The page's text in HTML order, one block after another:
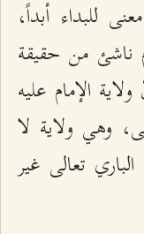
للبداء أبداً،
ناشئ من حقيقة
الإمام عليه
وهي ولاية لا
تعالى غير